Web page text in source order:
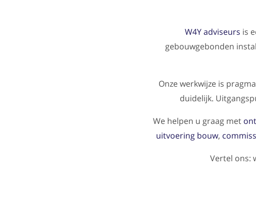
W4Y adviseurs is
gebouwgebonden
Onze werkwijze is
duidelijk.
We helpen u graag met
uitvoering bouw,
Vertel ons: